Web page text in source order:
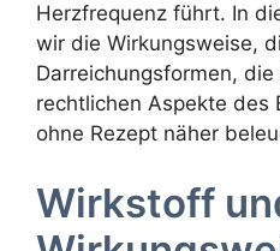
Herzfrequenz führt. In
wir die Wirkungsweise,
Darreichungsformen,
rechtlichen Aspekte des
ohne Rezept näher
Wirkstoff